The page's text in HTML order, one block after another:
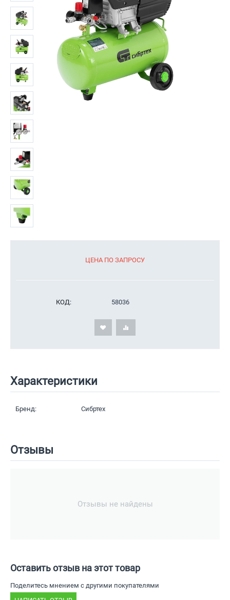
ЦЕНА ПО ЗАПРОСУ
КОД: 58036
Характеристики
Бренд: Сибртех
Отзывы
Отзывы не найдены
Оставить отзыв на этот товар
Поделитесь мнением с другими покупателями